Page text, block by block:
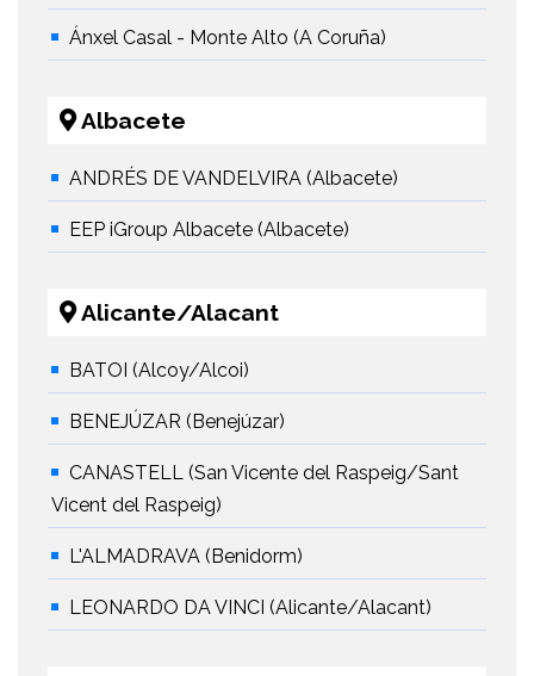
Ánxel Casal - Monte Alto (A Coruña)
Albacete
ANDRÉS DE VANDELVIRA (Albacete)
EEP iGroup Albacete (Albacete)
Alicante/Alacant
BATOI (Alcoy/Alcoi)
BENEJÚZAR (Benejúzar)
CANASTELL (San Vicente del Raspeig/Sant
Vicent del Raspeig)
L'ALMADRAVA (Benidorm)
LEONARDO DA VINCI (Alicante/Alacant)